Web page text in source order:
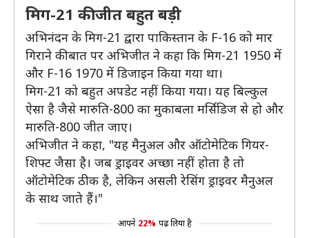
मिग-21 की जीत बहुत बड़ी
अभिनंदन के मिग-21 द्वारा पाकिस्तान के F-16 को मार
गिराने की बात पर अभिजीत ने कहा कि मिग-21 1950 में
और F-16 1970 में डिजाइन किया गया था।
मिग-21 को बहुत अपडेट नहीं किया गया। यह बिल्कुल
ऐसा है जैसे मारुति-800 का मुकाबला मर्सिडिज से हो और
मारुति-800 जीत जाए।
अभिजीत ने कहा, "यह मैनुअल और ऑटोमेटिक गियर-
शिफ्ट जैसा है। जब ड्राइवर अच्छा नहीं होता है तो
ऑटोमेटिक ठीक है, लेकिन असली रेसिंग ड्राइवर मैनुअल
के साथ जाते हैं।"
आपने 22% पढ़ लिया है